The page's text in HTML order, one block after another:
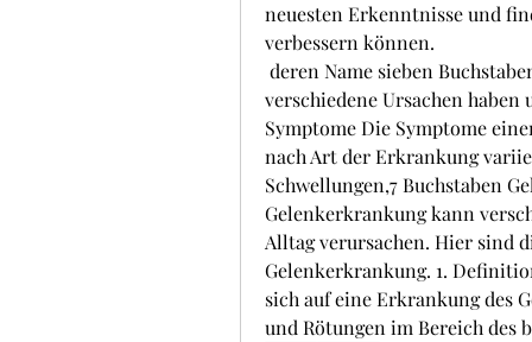
neuesten Erkenntnisse und
verbessern können.
verschiedene Ursachen
Symptome Die Symptome
nach Art der Erkrankung
Schwellungen,7 Buchstaben
Gelenkerkrankung kann
Alltag verursachen. Hier sind
Gelenkerkrankung. 1.
sich auf eine Erkrankung des
und Rötungen im Bereich des